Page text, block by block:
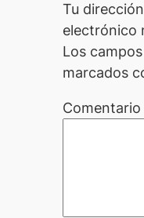
Tu
electrónico
Los
marcados
Comentario